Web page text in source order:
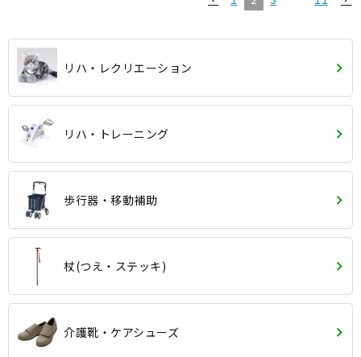
リハ・レクリエーション
リハ・トレーニング
歩行器・移動補助
杖(つえ・ステッキ)
介護靴・ケアシューズ